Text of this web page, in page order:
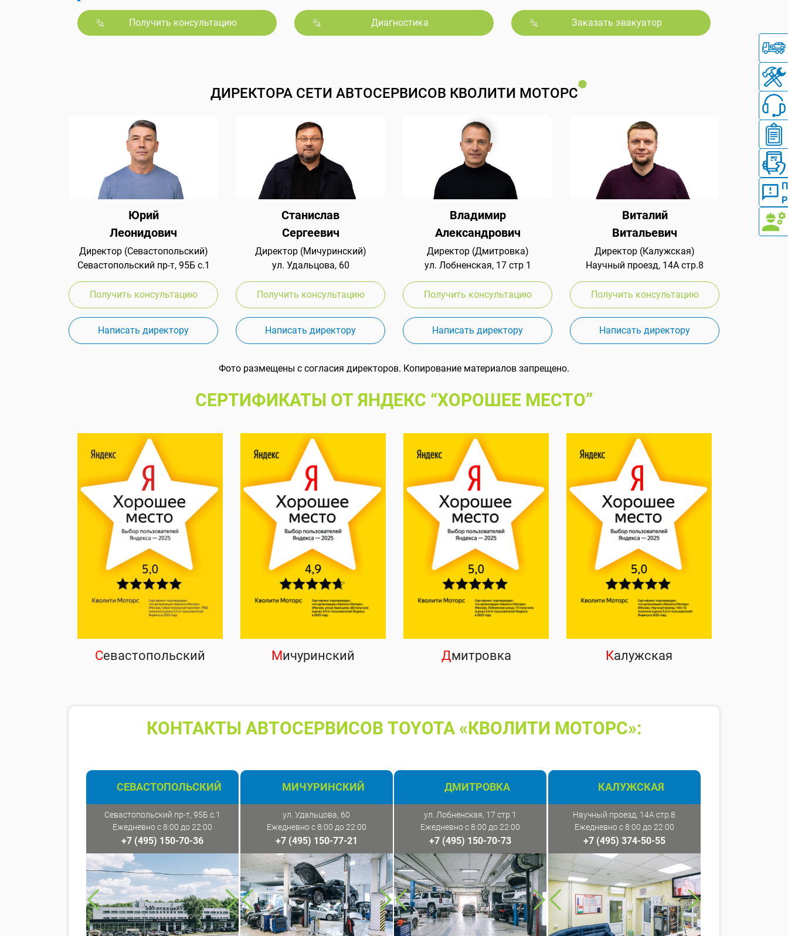
Получить консультацию Диагностика Заказать эвакуатор
ДИРЕКТОРА СЕТИ АВТОСЕРВИСОВ КВОЛИТИ МОТОРС
Юрий
Леонидович
Директор (Севастопольский)
Севастопольский пр-т, 95Б с.1
Получить консультацию
Написать директору
Станислав
Сергеевич
Директор (Мичуринский)
ул. Удальцова, 60
Получить консультацию
Написать директору
Владимир
Александрович
Директор (Дмитровка)
ул. Лобненская, 17 стр 1
Получить консультацию
Написать директору
Виталий
Витальевич
Директор (Калужская)
Научный проезд, 14А стр.8
Получить консультацию
Написать директору
Фото размещены с согласия директоров. Копирование материалов запрещено.
СЕРТИФИКАТЫ ОТ ЯНДЕКС “ХОРОШЕЕ МЕСТО”
Севастопольский Мичуринский Дмитровка Калужская
КОНТАКТЫ АВТОСЕРВИСОВ TOYOTA «КВОЛИТИ МОТОРС»:
СЕВАСТОПОЛЬСКИЙ
Севастопольский пр-т, 95Б с.1
Ежедневно с 8:00 до 22:00
+7 (495) 150-70-36
МИЧУРИНСКИЙ
ул. Удальцова, 60
Ежедневно с 8:00 до 22:00
+7 (495) 150-77-21
ДМИТРОВКА
ул. Лобненская, 17 стр 1
Ежедневно с 8:00 до 22:00
+7 (495) 150-70-73
КАЛУЖСКАЯ
Научный проезд, 14А стр.8
Ежедневно с 8:00 до 22:00
+7 (495) 374-50-55